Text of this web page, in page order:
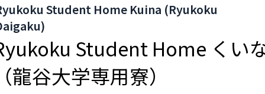
Student Home Kuina (Ryukoku
Student Home くい
龍谷大学専用寮）